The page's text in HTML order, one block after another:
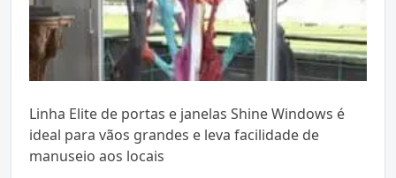
Linha Elite de portas e janelas Shine Windows é
ideal para vãos grandes e leva facilidade de
manuseio aos locais